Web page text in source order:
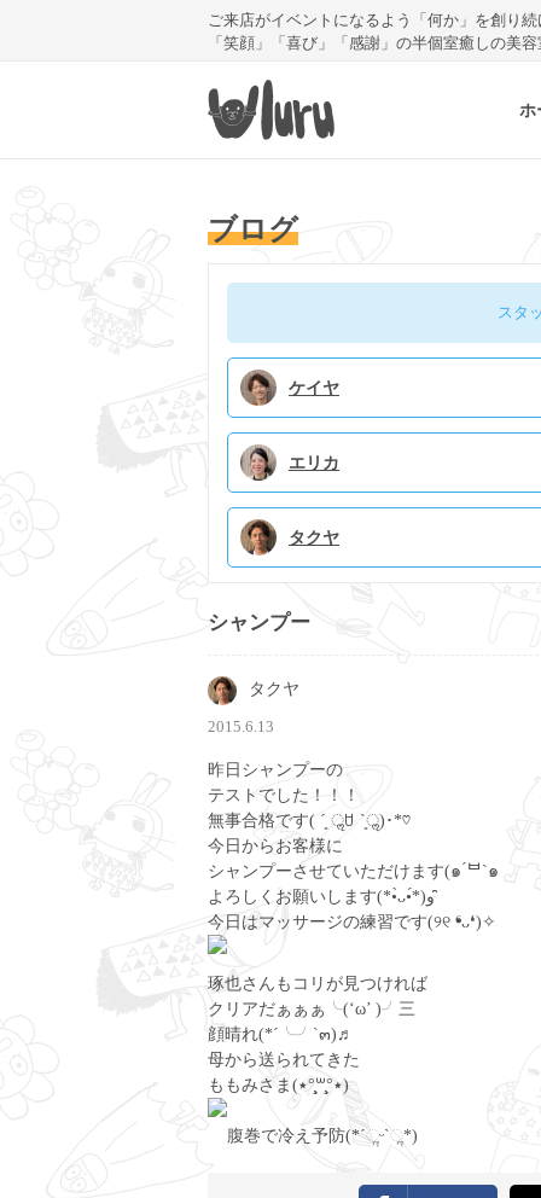
ご来店がイベントになるよう「何か」を創り続
「笑顔」「喜び」「感謝」の半個室癒しの美
ホ
ブログ
スタ
ケイヤ
エリカ
タクヤ
シャンプー
タクヤ
2015.6.13
昨日シャンプーの
テストでした！！！
無事合格です( ´͈ ॢꇴ `͈ॢ)･*♡
今日からお客様に
シャンプーさせていただけます(๑ ́ᄇ`๑
よろしくお願いします(*•̀ᴗ•́*)و ̑̑
今日はマッサージの練習です(୨୧ ❛ᴗ❛)✧
琢也さんもコリが見つければ
クリアだぁぁぁ╰(‘ω’ )╯三
顔晴れ(*´╰╯`๓)♬
母から送られてきた
ももみさま(٭°̧̧̧꒳°̧̧̧٭)
腹巻で冷え予防(*ˊૢᵕˋૢ*)